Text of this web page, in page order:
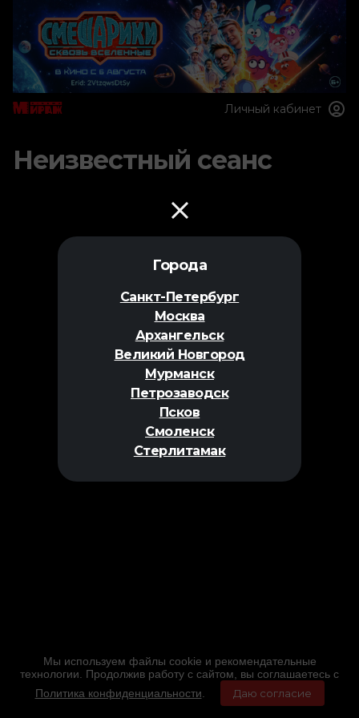
Города
Санкт-Петербург
Москва
Архангельск
Великий Новгород
Мурманск
Петрозаводск
Псков
Смоленск
Стерлитамак
Личный кабинет
Неизвестный сеанс
Мы используем файлы cookie и рекомендательные
технологии. Продолжив работу с сайтом, вы соглашаетесь с
Политика конфиденциальности
Даю согласие